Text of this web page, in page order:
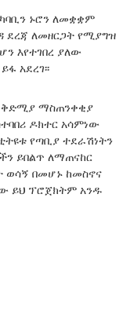
ኑሮን ለመቋቋም
ደረጃ ለመዘርጋት የሚያግዝ
እየተገበረ ያለው
አደረገ፡፡
ቅድሚያ ማስጠንቀቂያ
ዶክተር አሳምነው
የጣቢያ ተደራሽነትን
ይበልጥ ለማጠናከር
ወሳኝ በመሆኑ ከመስኖና
ይህ ፕሮጀክትም አንዱ